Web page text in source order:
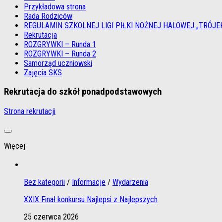
Przykładowa strona
Rada Rodziców
REGULAMIN SZKOLNEJ LIGI PIŁKI NOŻNEJ HALOWEJ
Rekrutacja
ROZGRYWKI – Runda 1
ROZGRYWKI – Runda 2
Samorząd uczniowski
Zajęcia SKS
Rekrutacja do szkół ponadpodstawowych
Strona rekrutacji
Więcej
Bez kategorii / Informacje / Wydarzenia
XXIX Finał konkursu Najlepsi z Najlepszych
25 czerwca 2026